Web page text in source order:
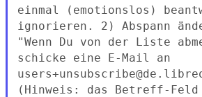
einmal (emotionslos)
ignorieren. 2) Abspann
"Wenn Du von der Liste
schicke eine E-Mail an
(Hinweis: das Betreff-Feld